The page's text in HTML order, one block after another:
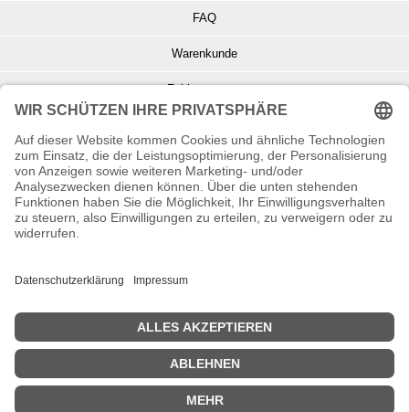
FAQ
Warenkunde
Zahlungsarten
Info zu Elektro- u. Elektronikgeräten
Batterieentsorgung
Informationen zur Echtheit von Kundenbewertungen
© Copyright 2026 Wohnambiente-Shop